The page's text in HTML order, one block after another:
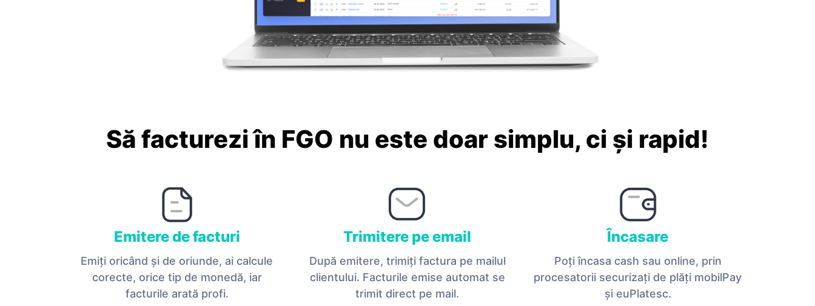
Să facturezi în FGO nu este doar simplu, ci și rapid!
Emitere de facturi
Emiţi oricând și de oriunde, ai calcule
corecte, orice tip de monedă, iar
facturile arată profi.
Trimitere pe email
După emitere, trimiţi factura pe mailul
clientului. Facturile emise automat se
trimit direct pe mail.
Încasare
Poţi încasa cash sau online, prin
procesatorii securizaţi de plăţi mobilPay
și euPlatesc.